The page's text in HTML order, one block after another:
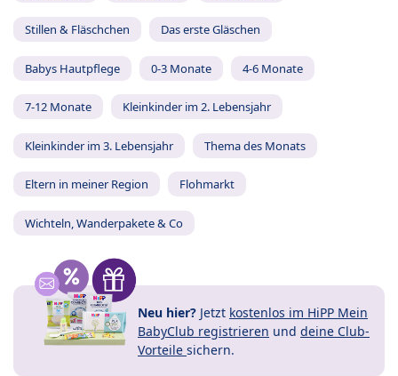
Stillen & Fläschchen Das erste Gläschen
Babys Hautpflege 0-3 Monate 4-6 Monate
7-12 Monate Kleinkinder im 2. Lebensjahr
Kleinkinder im 3. Lebensjahr Thema des Monats
Eltern in meiner Region Flohmarkt
Wichteln, Wanderpakete & Co
Neu hier? Jetzt kostenlos im HiPP Mein
BabyClub registrieren und deine Club-
Vorteile sichern.